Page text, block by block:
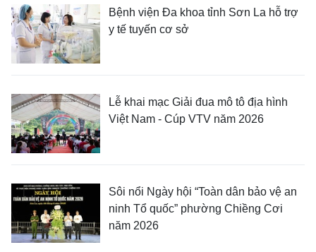
Bệnh viện Đa khoa tỉnh Sơn La hỗ trợ
y tế tuyến cơ sở
Lễ khai mạc Giải đua mô tô địa hình
Việt Nam - Cúp VTV năm 2026
Sôi nổi Ngày hội “Toàn dân bảo vệ an
ninh Tổ quốc” phường Chiềng Cơi
năm 2026